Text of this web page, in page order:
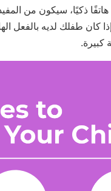
ذكيًا، سيكون من
كان طفلك لديه بالفعل
كبيرة.